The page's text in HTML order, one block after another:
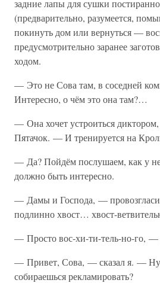
задние лапы для сушки
(предварительно, разумеется,
покинуть дом или вернуться —
предусмотрительно заранее
ходом.
— Это не Сова там, в соседней
Интересно, о чём это она там?…
— Она хочет устроиться
Пятачок. — И тренируется на
— Да? Пойдём послушаем, как у
должно быть интересно.
— Дамы и Господа, —
подлинно хвост… хвост-
— Просто вос-хи-ти-тель-но-го,
— Привет, Сова, — сказал я. — Ну
собираешься рекламировать?